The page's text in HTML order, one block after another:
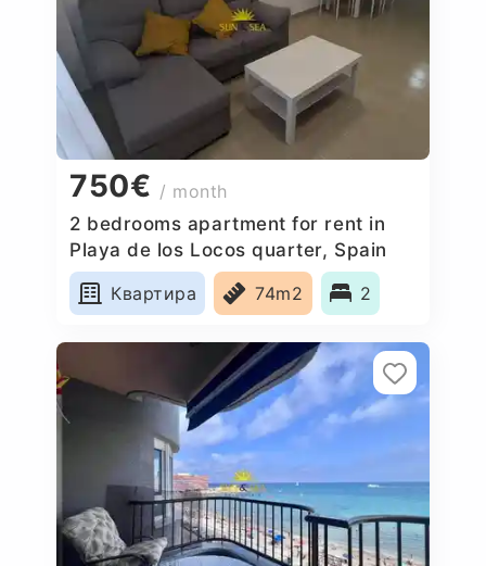
750€ / month
2 bedrooms apartment for rent in
Playa de los Locos quarter, Spain
Квартира
74m2 2